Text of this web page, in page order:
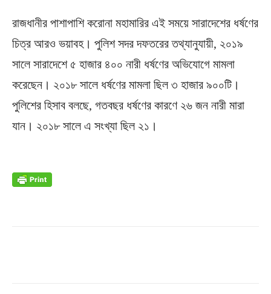
রাজধানীর পাশাপাশি করোনা মহামারির এই সময়ে সারাদেশের ধর্ষণের
চিত্র আরও ভয়াবহ। পুলিশ সদর দফতরের তথ্যানুযায়ী, ২০১৯
সালে সারাদেশে ৫ হাজার ৪০০ নারী ধর্ষণের অভিযোগে মামলা
করেছেন। ২০১৮ সালে ধর্ষণের মামলা ছিল ৩ হাজার ৯০০টি।
পুলিশের হিসাব বলছে, গতবছর ধর্ষণের কারণে ২৬ জন নারী মারা
যান। ২০১৮ সালে এ সংখ্যা ছিল ২১।